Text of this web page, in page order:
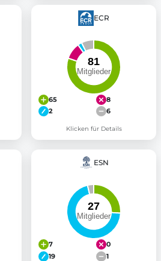
ECR
65
8
2
6
Klicken für Details
ESN
7
0
19
1